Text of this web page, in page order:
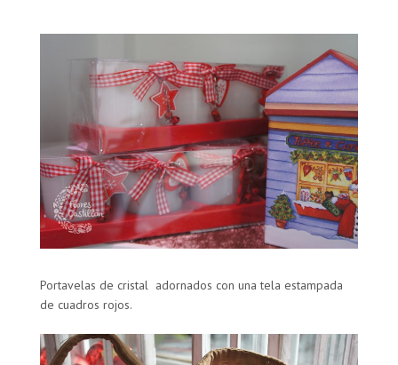
Portavelas de cristal adornados con una tela estampada
de cuadros rojos.